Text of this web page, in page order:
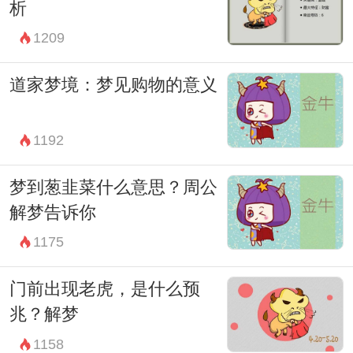
活和职业状态的反映，更是对个体内心深处
渴望和情感状态的投射。通过理解和分析梦
境中的工作符号，可以帮助个体更好地认识
和理解自己的内心世界，进而指导现实生活
面的象征意义，还需深入挖掘其中蕴含的情
感需求和心理动机。唯有如此，才能真正领
略梦境带给我们的启示和指引。
最后，梦见自己找到工作不仅仅是一场梦境
体验，更是对内心深处渴望和情感状态的深
刻反映。通过解读和理解梦中的工作符号，
析
1209
道家梦境：梦见购物的意义
1192
梦到葱韭菜什么意思？周公
解梦告诉你
1175
门前出现老虎，是什么预
兆？解梦
1158